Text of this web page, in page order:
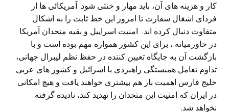
کار و هزینه های آن، باید مهار و خنثی شود. آمریکائی ها از
فردای اشغال سفارت تا امروز این خط ثابت را به اشکال
متفاوت دنبال کرده اند. امنیت اسراییل و بقیه متحدان آمریکا
در خاورمیانه ، برای این کشور همواره مهم بوده است و با
بازگشت آن به جایگاه تعیین کننده در حفظ نظم لیبرال جهانی،
تداوم تعامل همبستگی راهبردی با اسرائیل و کشور های عربی
خلیج فارس اهمیت باز هم بیشتری خواهند یافت و هیچ امکانی
در ایران که امنیت این متحدان را تهدید کند، نادیده گرفته
نخواهد شد.